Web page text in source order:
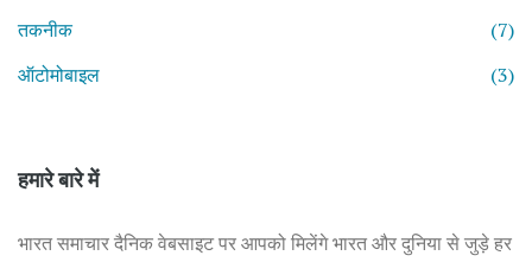
तकनीक
(7)
ऑटोमोबाइल
(3)
हमारे बारे में
भारत समाचार दैनिक वेबसाइट पर आपको मिलेंगे भारत और दुनिया से जुड़े हर